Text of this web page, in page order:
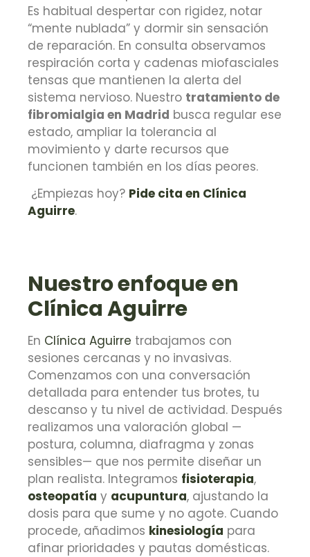
Es habitual despertar con rigidez, notar
“mente nublada” y dormir sin sensación
de reparación. En consulta observamos
respiración corta y cadenas miofasciales
tensas que mantienen la alerta del
sistema nervioso. Nuestro tratamiento de
fibromialgia en Madrid busca regular ese
estado, ampliar la tolerancia al
movimiento y darte recursos que
funcionen también en los días peores.
¿Empiezas hoy? Pide cita en Clínica
Aguirre.
Nuestro enfoque en
Clínica Aguirre
En Clínica Aguirre trabajamos con
sesiones cercanas y no invasivas.
Comenzamos con una conversación
detallada para entender tus brotes, tu
descanso y tu nivel de actividad. Después
realizamos una valoración global —
postura, columna, diafragma y zonas
sensibles— que nos permite diseñar un
plan realista. Integramos fisioterapia,
osteopatía y acupuntura, ajustando la
dosis para que sume y no agote. Cuando
procede, añadimos kinesiología para
afinar prioridades y pautas domésticas.